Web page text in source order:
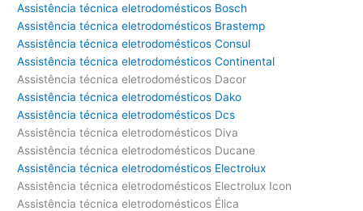
Assistência técnica eletrodomésticos Bosch
Assistência técnica eletrodomésticos Brastemp
Assistência técnica eletrodomésticos Consul
Assistência técnica eletrodomésticos Continental
Assistência técnica eletrodomésticos Dacor
Assistência técnica eletrodomésticos Dako
Assistência técnica eletrodomésticos Dcs
Assistência técnica eletrodomésticos Diva
Assistência técnica eletrodomésticos Ducane
Assistência técnica eletrodomésticos Electrolux
Assistência técnica eletrodomésticos Electrolux Icon
Assistência técnica eletrodomésticos Élica